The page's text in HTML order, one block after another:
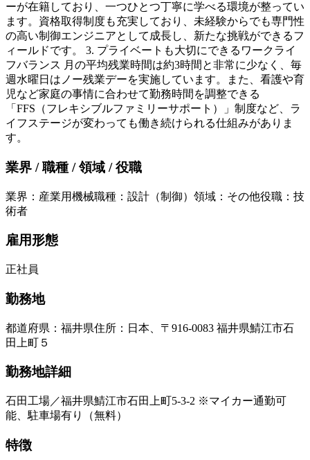
ーが在籍しており、一つひとつ丁寧に学べる環境が整ってい
ます。資格取得制度も充実しており、未経験からでも専門性
の高い制御エンジニアとして成長し、新たな挑戦ができるフ
ィールドです。 3. プライベートも大切にできるワークライ
フバランス 月の平均残業時間は約3時間と非常に少なく、毎
週水曜日はノー残業デーを実施しています。また、看護や育
児など家庭の事情に合わせて勤務時間を調整できる
「FFS（フレキシブルファミリーサポート）」制度など、ラ
イフステージが変わっても働き続けられる仕組みがありま
す。
業界 / 職種 / 領域 / 役職
業界 ： 産業用機械職種 ： 設計（制御） 領域 ： その他役職 ： 技
術者
雇用形態
正社員
勤務地
都道府県 ： 福井県住所 ： 日本、〒916-0083 福井県鯖江市石
田上町５
勤務地詳細
石田工場／福井県鯖江市石田上町5-3-2 ※マイカー通勤可
能、駐車場有り（無料）
特徴